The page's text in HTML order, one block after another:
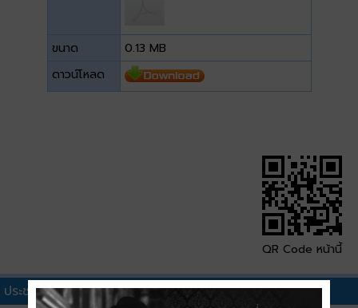
ขนาด
0.13 MB
ดาวน์โหลด
QR Code หน้านี้
ประชาสัมพันธ์เทศบาลอื่นๆ